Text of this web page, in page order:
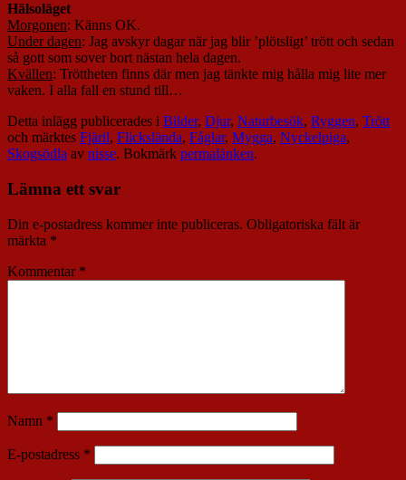
Hälsoläget
Morgonen: Känns OK.
Under dagen: Jag avskyr dagar när jag blir ’plötsligt’ trött och sedan
så gott som sover bort nästan hela dagen.
Kvällen: Tröttheten finns där men jag tänkte mig hålla mig lite mer
vaken. I alla fall en stund till…
Detta inlägg publicerades i Bilder, Djur, Naturbesök, Ryggen, Trött
och märktes Fjäril, Flickslända, Fåglar, Mygga, Nyckelpiga,
Skogsödla av nisse. Bokmärk permalänken.
Lämna ett svar
Din e-postadress kommer inte publiceras. Obligatoriska fält är
märkta *
Kommentar *
Namn *
E-postadress *